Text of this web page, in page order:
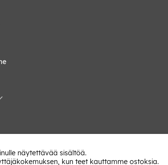
näytettävää sisältöä.
kun teet kauttamme ostoksia.